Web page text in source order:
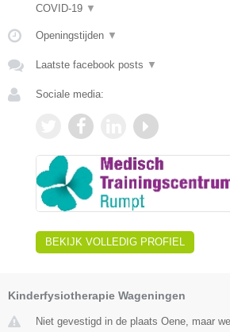
COVID-19 ▼
Openingstijden ▼
Laatste facebook posts ▼
Sociale media:
BEKIJK VOLLEDIG PROFIEL
Kinderfysiotherapie Wageningen
Niet gevestigd in de plaats Oene, maar